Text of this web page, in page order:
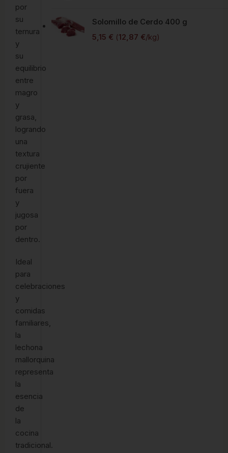
por
su
ternura
y
su
equilibrio
entre
magro
y
grasa,
logrando
una
textura
crujiente
por
fuera
y
jugosa
por
dentro.
Ideal
para
celebraciones
y
comidas
familiares,
la
lechona
mallorquina
representa
la
esencia
de
la
cocina
tradicional.
Solomillo de Cerdo 400 g
5,15 € (12,87 €/kg)